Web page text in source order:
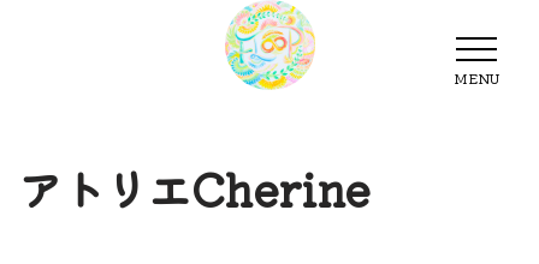
MENU
MENU
アトリエCherine